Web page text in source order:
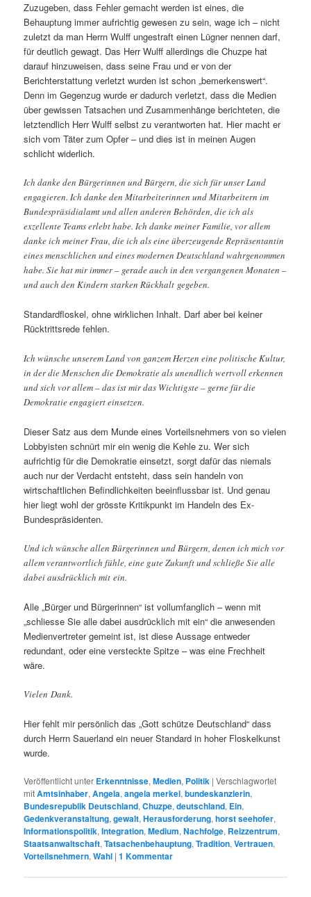
Zuzugeben, dass Fehler gemacht werden ist eines, die
Behauptung immer aufrichtig gewesen zu sein, wage ich – nicht
zuletzt da man Herrn Wulff ungestraft einen Lügner nennen darf,
für deutlich gewagt. Das Herr Wulff allerdings die Chuzpe hat
darauf hinzuweisen, dass seine Frau und er von der
Berichterstattung verletzt wurden ist schon „bemerkenswert“.
Denn im Gegenzug wurde er dadurch verletzt, dass die Medien
über gewissen Tatsachen und Zusammenhänge berichteten, die
letztendlich Herr Wulff selbst zu verantworten hat. Hier macht er
sich vom Täter zum Opfer – und dies ist in meinen Augen
schlicht widerlich.
Ich danke den Bürgerinnen und Bürgern, die sich für unser Land
engagieren. Ich danke den Mitarbeiterinnen und Mitarbeitern im
Bundespräsidialamt und allen anderen Behörden, die ich als
exzellente Teams erlebt habe. Ich danke meiner Familie, vor allem
danke ich meiner Frau, die ich als eine überzeugende Repräsentantin
eines menschlichen und eines modernen Deutschland wahrgenommen
habe. Sie hat mir immer – gerade auch in den vergangenen Monaten –
und auch den Kindern starken Rückhalt gegeben.
Standardfloskel, ohne wirklichen Inhalt. Darf aber bei keiner
Rücktrittsrede fehlen.
Ich wünsche unserem Land von ganzem Herzen eine politische Kultur,
in der die Menschen die Demokratie als unendlich wertvoll erkennen
und sich vor allem – das ist mir das Wichtigste – gerne für die
Demokratie engagiert einsetzen.
Dieser Satz aus dem Munde eines Vorteilsnehmers von so vielen
Lobbyisten schnürt mir ein wenig die Kehle zu. Wer sich
aufrichtig für die Demokratie einsetzt, sorgt dafür das niemals
auch nur der Verdacht entsteht, dass sein handeln von
wirtschaftlichen Befindlichkeiten beeinflussbar ist. Und genau
hier liegt wohl der grösste Kritikpunkt im Handeln des Ex-
Bundespräsidenten.
Und ich wünsche allen Bürgerinnen und Bürgern, denen ich mich vor
allem verantwortlich fühle, eine gute Zukunft und schließe Sie alle
dabei ausdrücklich mit ein.
Alle „Bürger und Bürgerinnen“ ist vollumfanglich – wenn mit
„schliesse Sie alle dabei ausdrücklich mit ein“ die anwesenden
Medienvertreter gemeint ist, ist diese Aussage entweder
redundant, oder eine versteckte Spitze – was eine Frechheit
wäre.
Vielen Dank.
Hier fehlt mir persönlich das „Gott schütze Deutschland“ dass
durch Herrn Sauerland ein neuer Standard in hoher Floskelkunst
wurde.
Veröffentlicht unter Erkenntnisse,Medien, Politik |Verschlagwortet
mitAmtsinhaber,Angela,angela merkel,bundeskanzlerin,
Bundesrepublik Deutschland,Chuzpe,deutschland, Ein,
Gedenkveranstaltung,gewalt,Herausforderung,horst seehofer,
Informationspolitik,Integration,Medium,Nachfolge, Reizzentrum,
Staatsanwaltschaft,Tatsachenbehauptung,Tradition,Vertrauen,
Vorteilsnehmern,Wahl |1 Kommentar